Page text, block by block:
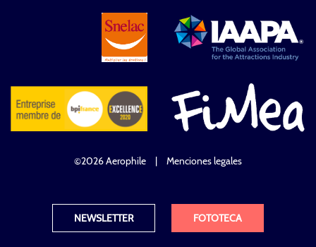
©2026 Aerophile Menciones legales
NEWSLETTER FOTOTECA